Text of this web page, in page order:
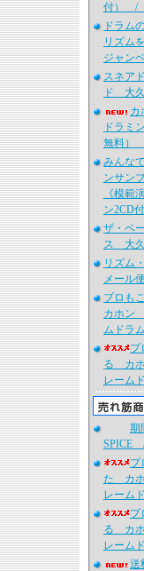
付） /
ドラム
リズム
ジャン
スネア
ド 大
カ
ドラミ
無料）
みんな
ンサン
《模範
ン2CD付
ザ・ベ
ス 大
リズム
メール
プロも
カホン
ムドラ
プ
る カホ
レーム
期
SPICE
プ
た カホ
レーム
プ
る カホ
レーム
送